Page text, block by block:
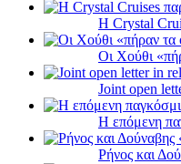
Η Crystal
Οι Χούθι
Joint open
Η επόμενη
Ρήνος και